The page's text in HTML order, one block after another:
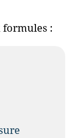
formules :